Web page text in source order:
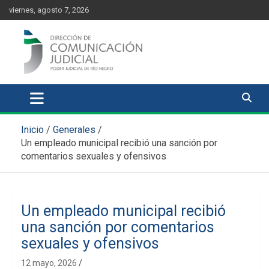
content
Skip
to
content
viernes, agosto 7, 2026
Comunicación Judicial
Inicio
Generales
Un empleado municipal recibió una sanción por
comentarios sexuales y ofensivos
Un empleado municipal recibió
una sanción por comentarios
sexuales y ofensivos
12 mayo, 2026